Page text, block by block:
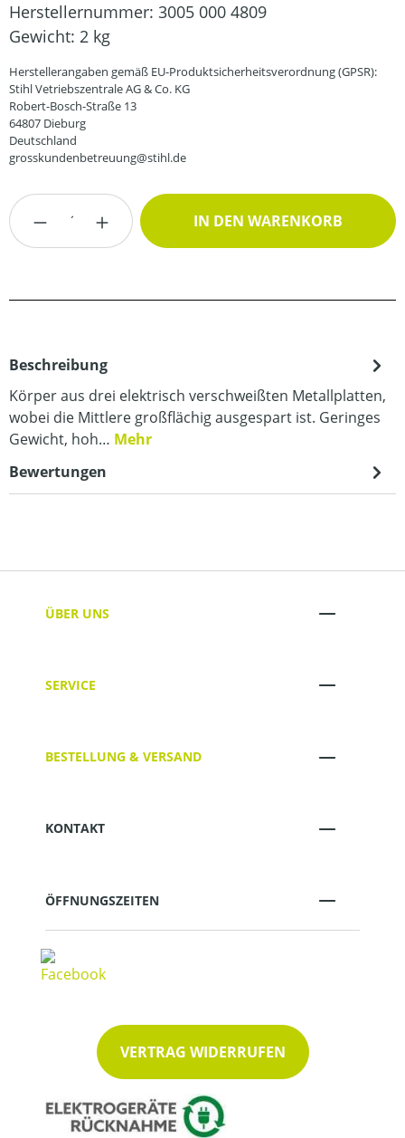
Herstellernummer: 3005 000 4809
Gewicht: 2 kg
Herstellerangaben gemäß EU-Produktsicherheitsverordnung (GPSR):
Stihl Vetriebszentrale AG & Co. KG
Robert-Bosch-Straße 13
64807 Dieburg
Deutschland
grosskundenbetreuung@stihl.de
Produkt Anzahl: Gib den gewünschten
IN DEN WARENKORB
Beschreibung
Körper aus drei elektrisch verschweißten Metallplatten,
wobei die Mittlere großflächig ausgespart ist. Geringes
Gewicht, hoh… Mehr
Bewertungen
ÜBER UNS
SERVICE
BESTELLUNG & VERSAND
KONTAKT
ÖFFNUNGSZEITEN
VERTRAG WIDERRUFEN